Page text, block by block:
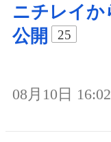
ニチレイか
公開
25
08月10日 16:02